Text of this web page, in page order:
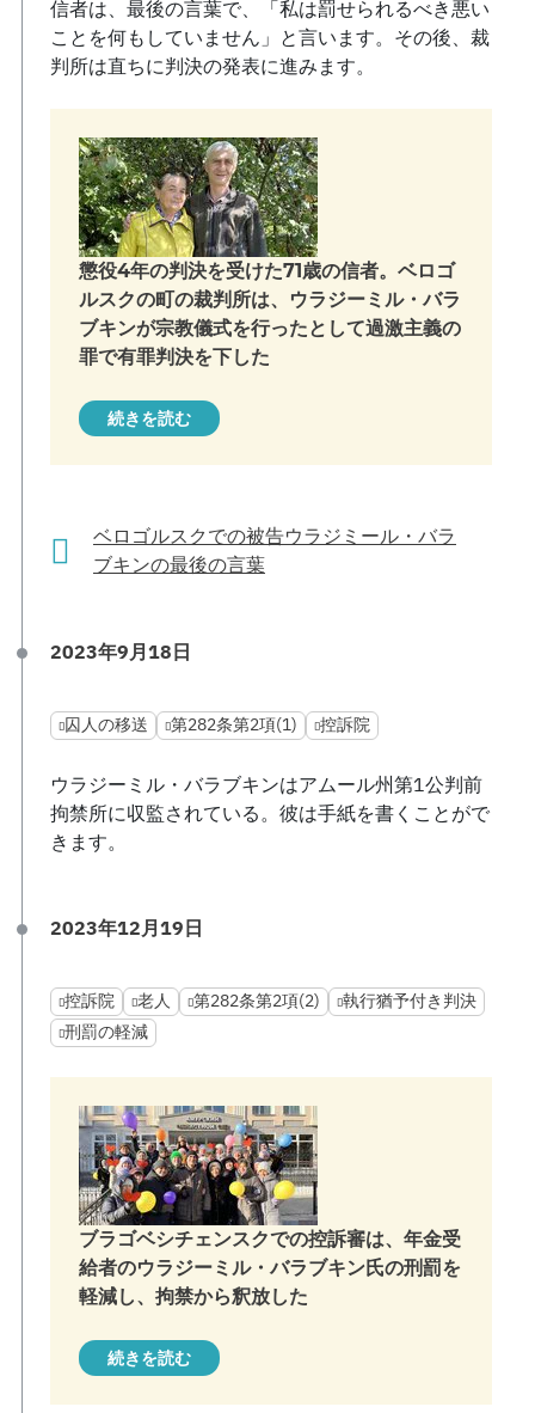
信者は、最後の言葉で、「私は罰せられるべき悪い
ことを何もしていません」と言います。その後、裁
判所は直ちに判決の発表に進みます。
懲役4年の判決を受けた71歳の信者。ベロゴ
ルスクの町の裁判所は、ウラジーミル・バラ
ブキンが宗教儀式を行ったとして過激主義の
罪で有罪判決を下した
続きを読む
ベロゴルスクでの被告ウラジミール・バラ
ブキンの最後の言葉
2023年9月18日
囚人の移送 第282条第2項(1) 控訴院
ウラジーミル・バラブキンはアムール州第1公判前
拘禁所に収監されている。彼は手紙を書くことがで
きます。
2023年12月19日
控訴院 老人 第282条第2項(2)
執行猶予付き判決
刑罰の軽減
ブラゴベシチェンスクでの控訴審は、年金受
給者のウラジーミル・バラブキン氏の刑罰を
軽減し、拘禁から釈放した
続きを読む